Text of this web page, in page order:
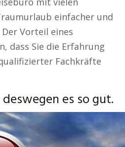
einfacher und
Vorteil eines
dass Sie die Erfahrung
Fachkräfte
es so gut.